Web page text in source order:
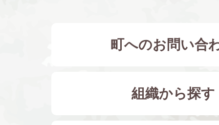
町へのお問い合
組織から探す